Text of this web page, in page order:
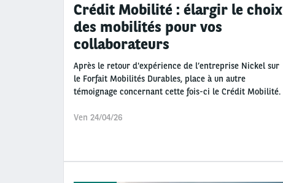
Crédit Mobilité : élargir le choix
des mobilités pour vos
collaborateurs
Après le retour d'expérience de l’entreprise Nickel sur
le Forfait Mobilités Durables, place à un autre
témoignage concernant cette fois-ci le Crédit Mobilité.
Ven 24/04/26